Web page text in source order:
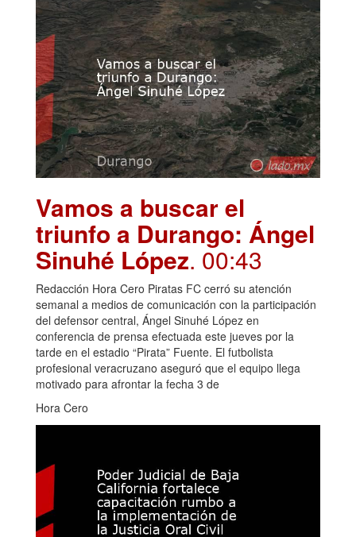
Vamos a buscar el
triunfo a Durango: Ángel
Sinuhé López. 00:43
Redacción Hora Cero Piratas FC cerró su atención
semanal a medios de comunicación con la participación
del defensor central, Ángel Sinuhé López en
conferencia de prensa efectuada este jueves por la
tarde en el estadio “Pirata” Fuente. El futbolista
profesional veracruzano aseguró que el equipo llega
motivado para afrontar la fecha 3 de
Hora Cero